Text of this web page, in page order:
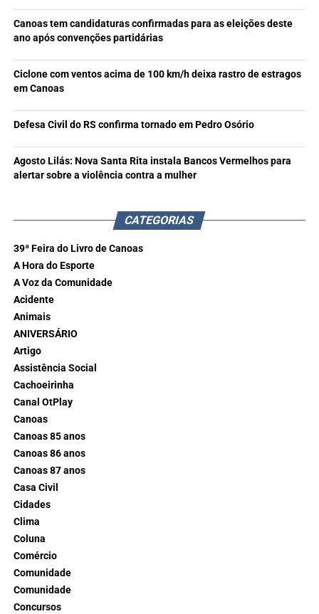
Canoas tem candidaturas confirmadas para as eleições deste
ano após convenções partidárias
Ciclone com ventos acima de 100 km/h deixa rastro de estragos
em Canoas
Defesa Civil do RS confirma tornado em Pedro Osório
Agosto Lilás: Nova Santa Rita instala Bancos Vermelhos para
alertar sobre a violência contra a mulher
CATEGORIAS
39ª Feira do Livro de Canoas
A Hora do Esporte
A Voz da Comunidade
Acidente
Animais
ANIVERSÁRIO
Artigo
Assistência Social
Cachoeirinha
Canal OtPlay
Canoas
Canoas 85 anos
Canoas 86 anos
Canoas 87 anos
Casa Civil
Cidades
Clima
Coluna
Comércio
Comunidade
Comunidade
Concursos